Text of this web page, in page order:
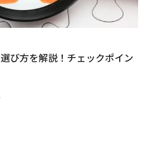
び方を解説！チェックポイン